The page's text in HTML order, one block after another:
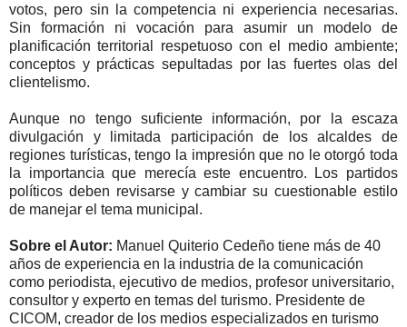
votos, pero sin la competencia ni experiencia necesarias.
Sin formación ni vocación para asumir un modelo de
planificación territorial respetuoso con el medio ambiente;
conceptos y prácticas sepultadas por las fuertes olas del
clientelismo.
Aunque no tengo suficiente información, por la escaza
divulgación y limitada participación de los alcaldes de
regiones turísticas, tengo la impresión que no le otorgó toda
la importancia que merecía este encuentro. Los partidos
políticos deben revisarse y cambiar su cuestionable estilo
de manejar el tema municipal.
Sobre el Autor: Manuel Quiterio Cedeño tiene más de 40
años de experiencia en la industria de la comunicación
como periodista, ejecutivo de medios, profesor universitario,
consultor y experto en temas del turismo. Presidente de
CICOM, creador de los medios especializados en turismo